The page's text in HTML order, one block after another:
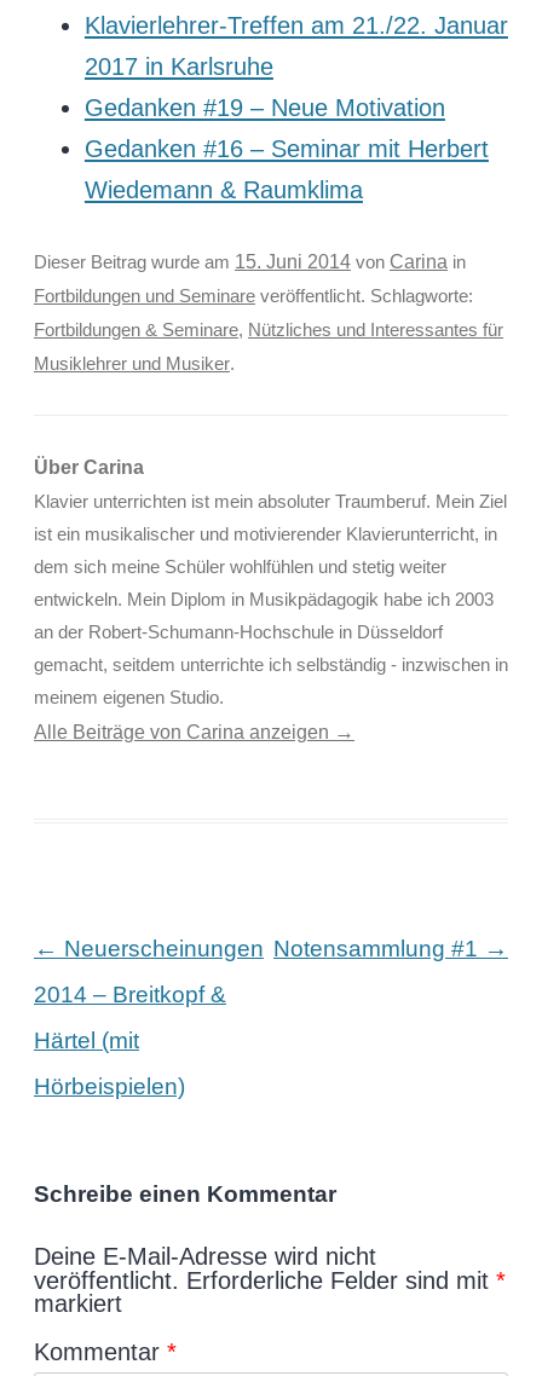
Klavierlehrer-Treffen am 21./22. Januar
2017 in Karlsruhe
Gedanken #19 – Neue Motivation
Gedanken #16 – Seminar mit Herbert
Wiedemann & Raumklima
Dieser Beitrag wurde am 15. Juni 2014von Carina in
Fortbildungen und Seminareveröffentlicht. Schlagworte:
Fortbildungen & Seminare, Nützliches und Interessantes für
Musiklehrer und Musiker.
Über Carina
Klavier unterrichten ist mein absoluter Traumberuf. Mein Ziel
ist ein musikalischer und motivierender Klavierunterricht, in
dem sich meine Schüler wohlfühlen und stetig weiter
entwickeln. Mein Diplom in Musikpädagogik habe ich 2003
an der Robert-Schumann-Hochschule in Düsseldorf
gemacht, seitdem unterrichte ich selbständig - inzwischen in
meinem eigenen Studio.
Alle Beiträge von Carina anzeigen →
Beitragsnavigation
← Neuerscheinungen
2014 – Breitkopf &
Härtel (mit
Hörbeispielen)
Notensammlung #1 →
Schreibe einen Kommentar
Deine E-Mail-Adresse wird nicht
veröffentlicht. Erforderliche Felder sind mit *
markiert
Kommentar *